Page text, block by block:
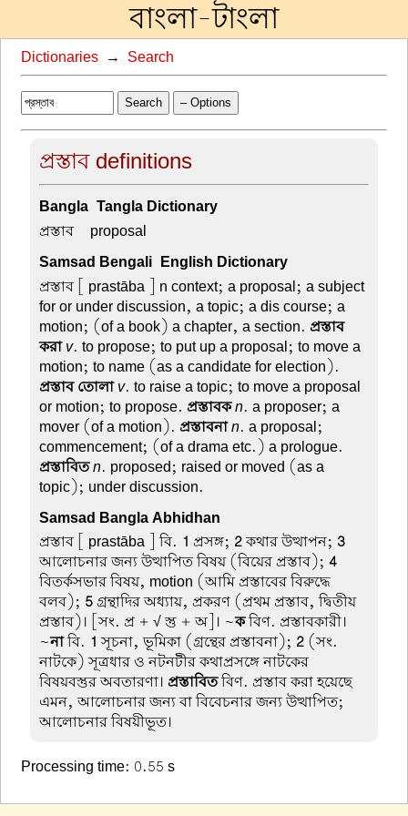
বাংলা-টাংলা
Dictionaries → Search
Search – Options
প্রস্তাব definitions
Bangla-Tangla Dictionary
প্রস্তাব – proposal
Samsad Bengali-English Dictionary
প্রস্তাব [ prastāba ] n context; a proposal; a subject
for or under discussion, a topic; a dis course; a
motion; (of a book) a chapter, a section.প্রস্তাব
করা v. to propose; to put up a proposal; to move a
motion; to name (as a candidate for election).
প্রস্তাব তোলা v. to raise a topic; to move a proposal
or motion; to propose.প্রস্তাবকn. a proposer; a
mover (of a motion).প্রস্তাবনাn. a proposal;
commencement; (of a drama etc.) a prologue.
প্রস্তাবিতn. proposed; raised or moved (as a
topic); under discussion.
Samsad Bangla Abhidhan
প্রস্তাব [ prastāba ] বি. 1 প্রসঙ্গ; 2কথার উত্থাপন; 3
আলোচনার জন্য উত্থাপিত বিষয় (বিয়ের প্রস্তাব);4
বিতর্কসভার বিষয়, motion (আমি প্রস্তাবের বিরুদ্ধে
বলব); 5গ্রন্থাদির অধ্যায়, প্রকরণ (প্রথম প্রস্তাব, দ্বিতীয়
প্রস্তাব)। [সং. প্র + √ স্তু + অ]। ~কবিণ. প্রস্তাবকারী।
~নাবি. 1 সূচনা, ভূমিকা (গ্রন্থের প্রস্তাবনা); 2 (সং.
নাটকে) সূত্রধার ও নটনটীর কথাপ্রসঙ্গে নাটকের
বিষয়বস্তুর অবতারণা।প্রস্তাবিতবিণ. প্রস্তাব করা হয়েছে
এমন, আলোচনার জন্য বা বিবেচনার জন্য উত্থাপিত;
আলোচনার বিষয়ীভূত।
Processing time: 0.55 s